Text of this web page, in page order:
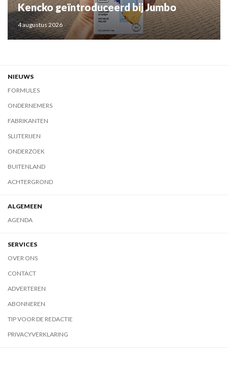
Kencko geïntroduceerd bij Jumbo
4 augustus 2026
NIEUWS
FORMULES
ONDERNEMERS
FABRIKANTEN
SLIJTERIJEN
ONDERZOEK
BUITENLAND
ACHTERGROND
ALGEMEEN
AGENDA
SERVICES
OVER ONS
CONTACT
ADVERTEREN
ABONNEREN
TIP VOOR DE REDACTIE
PRIVACYVERKLARING